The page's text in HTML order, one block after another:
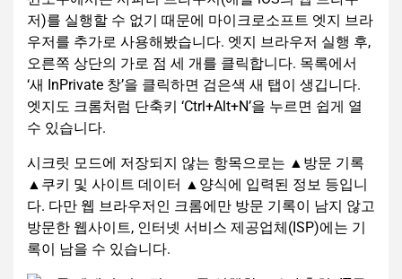
저)를 실행할 수 없기 때문에 마이크로소프트 엣지 브라
우저를 추가로 사용해봤습니다. 엣지 브라우저 실행 후,
오른쪽 상단의 가로 점 세 개를 클릭합니다. 목록에서
‘새 InPrivate 창’을 클릭하면 검은색 새 탭이 생깁니다.
엣지도 크롬처럼 단축키 ‘Ctrl+Alt+N’을 누르면 쉽게 열
수 있습니다.
시크릿 모드에 저장되지 않는 항목으로는 ▲방문 기록
▲쿠키 및 사이트 데이터 ▲양식에 입력된 정보 등입니
다. 다만 웹 브라우저인 크롬에만 방문 기록이 남지 않고
방문한 웹사이트, 인터넷 서비스 제공업체(ISP)에는 기
록이 남을 수 있습니다.